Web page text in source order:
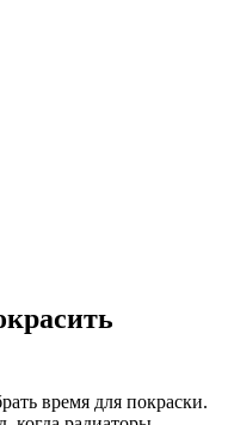
время для покраски.